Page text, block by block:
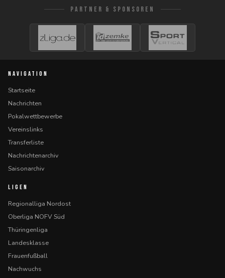
PARTNER & SPONSOREN
NAVIGATION
Startseite
Nachrichten
Pokalwettbewerbe
Vereinslinks
Transferliste
Nachrichtenarchiv
Saisonarchiv
LIGEN
Regionalliga Nordost
Oberliga NOFV Süd
Thüringenliga
Landesklasse
Frauenfußball
Nachwuchs